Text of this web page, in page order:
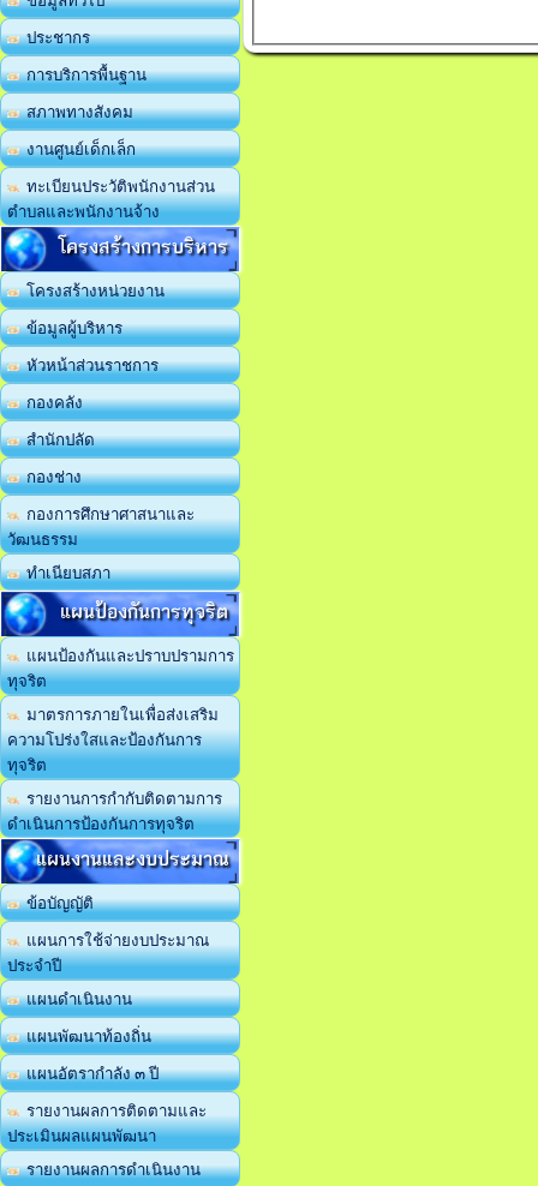
ประชากร
การบริการพื้นฐาน
สภาพทางสังคม
งานศูนย์เด็กเล็ก
ทะเบียนประวัติพนักงานส่วน
ตำบลและพนักงานจ้าง
โครงสร้างการบริหาร
โครงสร้างหน่วยงาน
ข้อมูลผู้บริหาร
หัวหน้าส่วนราชการ
กองคลัง
สำนักปลัด
กองช่าง
กองการศึกษาศาสนาและ
วัฒนธรรม
ทำเนียบสภา
แผนป้องกันการทุจริต
แผนป้องกันและปราบปรามการ
ทุจริต
มาตรการภายในเพื่อส่งเสริม
ความโปร่งใสและป้องกันการ
ทุจริต
รายงานการกำกับติดตามการ
ดำเนินการป้องกันการทุจริต
แผนงานและงบประมาณ
ข้อบัญญัติ
แผนการใช้จ่ายงบประมาณ
ประจำปี
แผนดำเนินงาน
แผนพัฒนาท้องถิ่น
แผนอัตรากำลัง ๓ ปี
รายงานผลการติดตามและ
ประเมินผลแผนพัฒนา
รายงานผลการดำเนินงาน